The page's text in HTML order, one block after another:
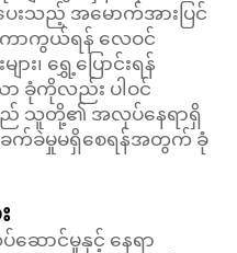
းသည့် အမောက်အားပြင်
ကာကွယ်ရန် လေဝင်
း၊ ရွှေ့ပြောင်းရန်
ခုံကိုလည်း ပါဝင်
သည် သူတို့၏ အလုပ်နေရာရှိ
ခက်ခဲမှုမရှိစေရန်အတွက် ခုံ
ောင်မှုနှင့် နေရာ